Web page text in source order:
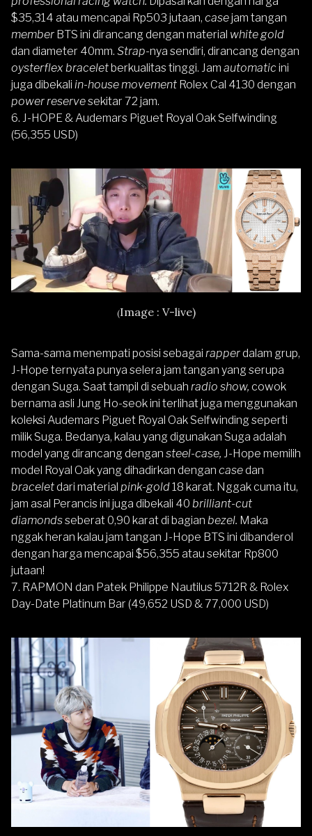
$35,314 atau mencapai Rp503 jutaan, casejam tangan
member BTS ini dirancang dengan material white gold
dan diameter 40mm. Strap-nya sendiri, dirancang dengan
oysterflex bracelet berkualitas tinggi. Jam automatic ini
juga dibekali in-house movement Rolex Cal 4130 dengan
power reservesekitar 72 jam.
6. J-HOPE & Audemars Piguet Royal Oak Selfwinding
(56,355 USD)
(Image : V-live)
Sama-sama menempati posisi sebagai rapperdalam grup,
J-Hope ternyata punya selera jam tangan yang serupa
dengan Suga. Saat tampil di sebuah radio show, cowok
bernama asli Jung Ho-seok ini terlihat juga menggunakan
koleksi Audemars Piguet Royal Oak Selfwinding seperti
milik Suga. Bedanya, kalau yang digunakan Suga adalah
model yang dirancang dengan steel-case, J-Hope memilih
model Royal Oak yang dihadirkan dengan casedan
braceletdari material pink-gold18 karat. Nggak cuma itu,
jam asal Perancis ini juga dibekali 40 brilliant-cut
diamondsseberat 0,90 karat di bagian bezel. Maka
nggak heran kalau jam tangan J-Hope BTS ini dibanderol
dengan harga mencapai $56,355 atau sekitar Rp800
jutaan!
7. RAPMON dan Patek Philippe Nautilus 5712R & Rolex
Day-Date Platinum Bar (49,652 USD & 77,000 USD)